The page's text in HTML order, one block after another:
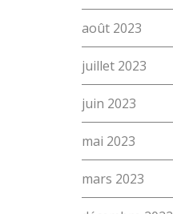
août 2023
juillet 2023
juin 2023
mai 2023
mars 2023